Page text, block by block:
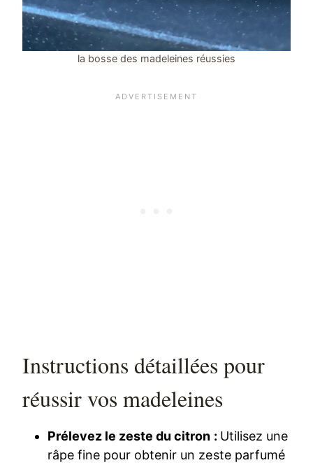
la bosse des madeleines réussies
Instructions détaillées pour
réussir vos madeleines
Prélevez le zeste du citron : Utilisez une
râpe fine pour obtenir un zeste parfumé